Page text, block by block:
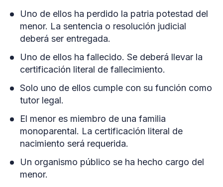
Uno de ellos ha perdido la patria potestad del
menor. La sentencia o resolución judicial
deberá ser entregada.
Uno de ellos ha fallecido. Se deberá llevar la
certificación literal de fallecimiento.
Solo uno de ellos cumple con su función como
tutor legal.
El menor es miembro de una familia
monoparental. La certificación literal de
nacimiento será requerida.
Un organismo público se ha hecho cargo del
menor.